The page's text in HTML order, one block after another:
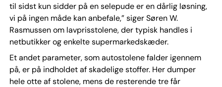
til sidst kun sidder på en selepude er en dårlig løsning,
vi på ingen måde kan anbefale,” siger Søren W.
Rasmussen om lavprisstolene, der typisk handles i
netbutikker og enkelte supermarkedskæder.
Et andet parameter, som autostolene falder igennem
på, er på indholdet af skadelige stoffer. Her dumper
hele otte af stolene, mens de resterende tre får